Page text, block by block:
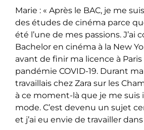
Marie : « Après le BAC, je me
des études de cinéma parce
été l’une de mes passions. J’ai
Bachelor en cinéma à la New
avant de finir ma licence à Paris
pandémie COVID-19. Durant
travaillais chez Zara sur les
à ce moment-là que je me suis
mode. C’est devenu un sujet
et j’ai eu envie de travailler